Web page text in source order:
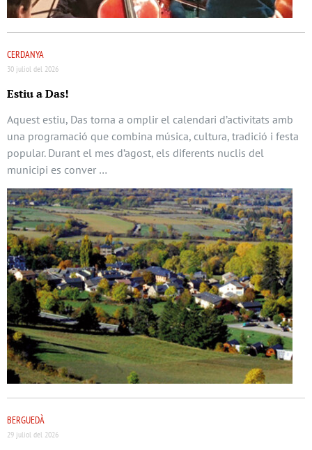
CERDANYA
30 juliol del 2026
Estiu a Das!
Aquest estiu, Das torna a omplir el calendari d’activitats amb
una programació que combina música, cultura, tradició i festa
popular. Durant el mes d’agost, els diferents nuclis del
municipi es conver …
BERGUEDÀ
29 juliol del 2026